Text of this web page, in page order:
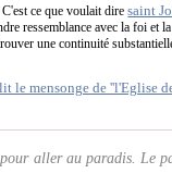
. C'est ce que voulait diresaint
ressemblance avec la foi et
une continuité
aller au paradis. Le